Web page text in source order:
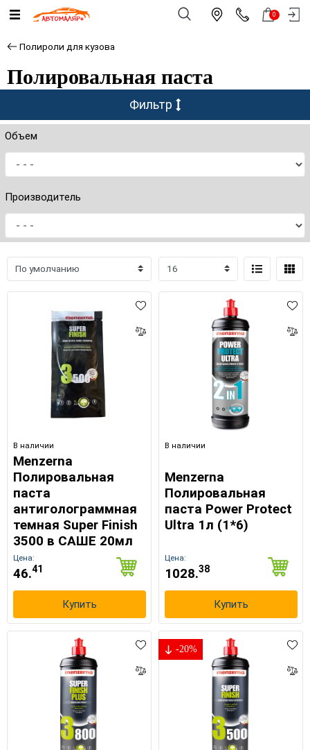
0
Полироли для кузова
Полировальная паста
Фильтр
Объем
Производитель
В наличии
Menzerna
Полировальная
паста
антиголограммная
темная Super Finish
3500 в САШЕ 20мл
Цена:
46.41
Купить
В наличии
Menzerna
Полировальная
паста Power Protect
Ultra 1л (1*6)
Цена:
1028.38
Купить
-20%